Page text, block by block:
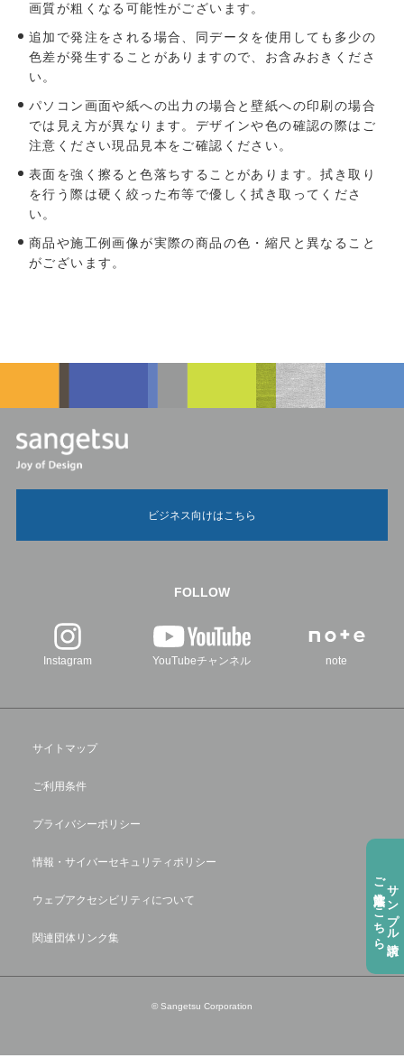
画質が粗くなる可能性がございます。
追加で発注をされる場合、同データを使用しても多少の
色差が発生することがありますので、お含みおきくださ
い。
パソコン画面や紙への出力の場合と壁紙への印刷の場合
では見え方が異なります。デザインや色の確認の際はご
注意ください現品見本をご確認ください。
表面を強く擦ると色落ちすることがあります。拭き取り
を行う際は硬く絞った布等で優しく拭き取ってくださ
い。
商品や施工例画像が実際の商品の色・縮尺と異なること
がございます。
サンプル請求
ご注⽂方法はこちら
ビジネス向けはこちら
FOLLOW
Instagram YouTubeチャンネル note
サイトマップ
ご利用条件
プライバシーポリシー
情報・サイバーセキュリティポリシー
ウェブアクセシビリティについて
関連団体リンク集
© Sangetsu Corporation